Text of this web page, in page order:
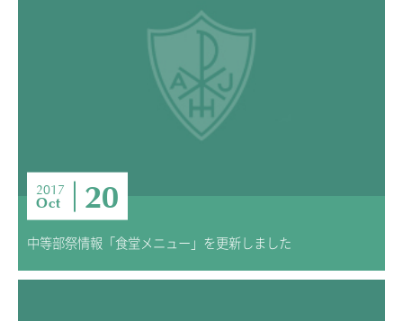
2017
Oct 20
中等部祭情報「食堂メニュー」を更新しました